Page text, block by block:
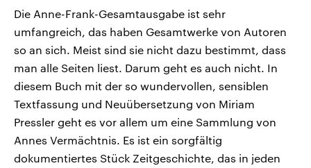
Die Anne-Frank-Gesamtausgabe ist sehr
umfangreich, das haben Gesamtwerke von Autoren
so an sich. Meist sind sie nicht dazu bestimmt, dass
man alle Seiten liest. Darum geht es auch nicht. In
diesem Buch mit der so wundervollen, sensiblen
Textfassung und Neuübersetzung von Miriam
Pressler geht es vor allem um eine Sammlung von
Annes Vermächtnis. Es ist ein sorgfältig
dokumentiertes Stück Zeitgeschichte, das in jeden